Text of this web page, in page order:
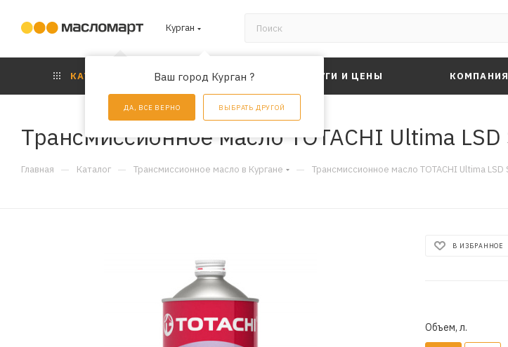
Курган
Ваш город Курган ?
ДА, ВСЕ ВЕРНО ВЫБРАТЬ ДРУГОЙ
КАТАЛОГ АКЦИИ УСЛУГИ И ЦЕНЫ КОМПАНИЯ
Трансмиссионное масло TOTACHI Ultima
Главная — Каталог — Трансмиссионное масло в Кургане — Трансмиссионное масло TOTACHI Ultima LSD
В ИЗБРАННОЕ
Объем, л.